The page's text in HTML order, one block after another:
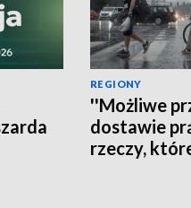
REGIONY
''Możliwe
dostawie
rzeczy,